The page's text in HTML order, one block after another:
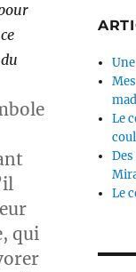
qui
Le
Le